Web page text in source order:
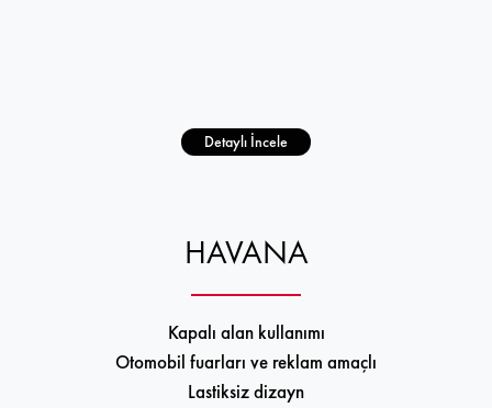
Detaylı İncele
HAVANA
Kapalı alan kullanımı
Otomobil fuarları ve reklam amaçlı
Lastiksiz dizayn